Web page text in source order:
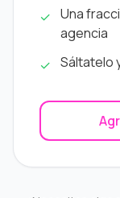
✓ Una
agencia
✓ Sáltatelo